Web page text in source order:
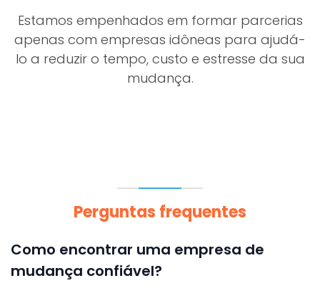
Estamos empenhados em formar parcerias
apenas com empresas idôneas para ajudá-
lo a reduzir o tempo, custo e estresse da sua
mudança.
Perguntas frequentes
Como encontrar uma empresa de
mudança confiável?